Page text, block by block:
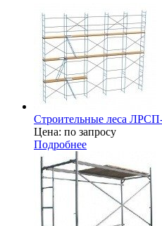
Строительные леса
Цена: по запросу
Подробнее